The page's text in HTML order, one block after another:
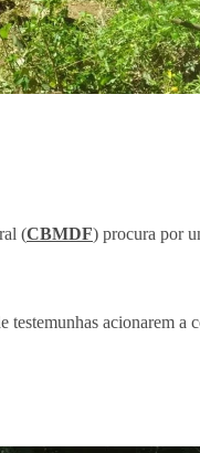
(CBMDF) procura por
testemunhas acionarem